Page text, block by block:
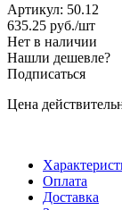
Артикул: 50.12
635.25 руб./шт
Нет в наличии
Нашли дешевле?
Подписаться
Цена
Оплата
Доставка